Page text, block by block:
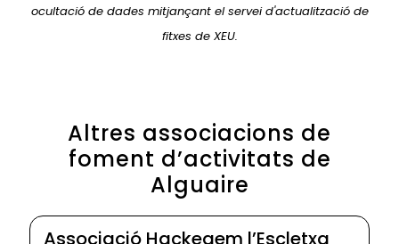
ocultació de dades mitjançant el servei d'actualització de
fitxes de XEU.
Altres associacions de
foment d’activitats de
Alguaire
Associació Hackegem l’Escletxa